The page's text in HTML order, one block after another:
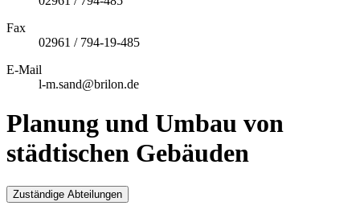
Fax
02961 / 794-19-485
E-Mail
l-m.sand@brilon.de
Planung und Umbau von
städtischen Gebäuden
Zuständige Abteilungen